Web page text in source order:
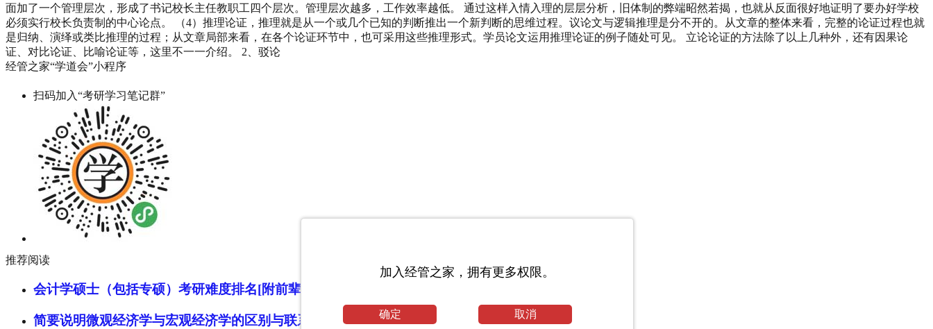
面加了一个管理层次，形成了书记校长主任教职工四个层次。管理层次越多，工作效率越低。 通过这样入情入理的层层分析，旧体制的弊端昭然若揭，也就从反面很好地证明了要办好学校
必须实行校长负责制的中心论点。 （4）推理论证，推理就是从一个或几个已知的判断推出一个新判断的思维过程。议论文与逻辑推理是分不开的。从文章的整体来看，完整的论证过程也就
是归纳、演绎或类比推理的过程；从文章局部来看，在各个论证环节中，也可采用这些推理形式。学员论文运用推理论证的例子随处可见。 立论论证的方法除了以上几种外，还有因果论
证、对比论证、比喻论证等，这里不一一介绍。 2、驳论
经管之家“学道会”小程序
扫码加入“考研学习笔记群”
推荐阅读
会计学硕士（包括专硕）考研难度排名[附前辈经验]
简要说明微观经济学与宏观经济学的区别与联系
加入经管之家，拥有更多权限。
确定 取消